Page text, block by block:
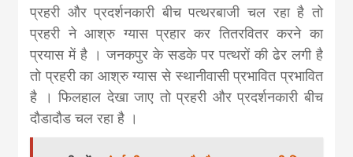
प्रहरी और प्रदर्शनकारी बीच पत्थरबाजी चल रहा है तो
प्रहरी ने आश्रु ग्यास प्रहार कर तितरवितर करने का
प्रयास में है । जनकपुर के सडके पर पत्थरों की ढेर लगी है
तो प्रहरी का आश्रु ग्यास से स्थानीवासी प्रभावित प्रभावित
है । फिलहाल देखा जाए तो प्रहरी और प्रदर्शनकारी बीच
दौडादौड चल रहा है ।